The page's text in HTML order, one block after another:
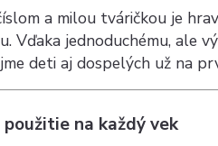
a milou tváričkou je
Vďaka jednoduchému, ale
deti aj dospelých už na
použitie na každý vek